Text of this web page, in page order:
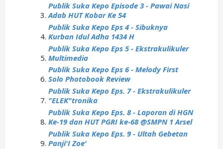
Publik Suka Kepo Episode 3 - Pawai Nasi
Adab HUT Kobar Ke 54
Publik Suka Kepo Eps 4 - Sibuknya
Kurban Idul Adha 1434 H
Publik Suka Kepo Eps 5 - Ekstrakulikuler
Multimedia
Publik Suka Kepo Eps 6 - Melody First
Solo Photobook Review
Publik Suka Kepo Eps. 7 - Ekstrakulikuler
"ELEK"tronika
Publik Suka Kepo Eps. 8 - Laporan di HGN
Ke-19 dan HUT PGRI ke-68 @SMPN 1 Arsel
Publik Suka Kepo Eps. 9 - Ultah Gebetan
Panji'I Zoe'